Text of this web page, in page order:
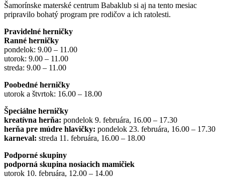
Šamorínske materské centrum Babaklub si aj na tento mesiac
pripravilo bohatý program pre rodičov a ich ratolesti.
Pravidelné herničky
Ranné herničky
pondelok: 9.00 – 11.00
utorok: 9.00 – 11.00
streda: 9.00 – 11.00
Poobedné herničky
utorok a štvrtok: 16.00 – 18.00
Špeciálne herničky
kreatívna herňa: pondelok 9. februára, 16.00 – 17.30
herňa pre múdre hlavičky: pondelok 23. februára, 16.00 – 17.30
karneval: streda 11. februára, 16.00 – 18.00
Podporné skupiny
podporná skupina nosiacich mamičiek
utorok 10. februára, 12.00 – 14.00